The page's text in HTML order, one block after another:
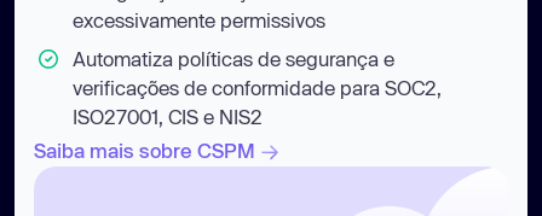
excessivamente permissivos
Automatiza políticas de segurança e
verificações de conformidade para SOC2,
ISO27001, CIS e NIS2
Saiba mais sobre CSPM